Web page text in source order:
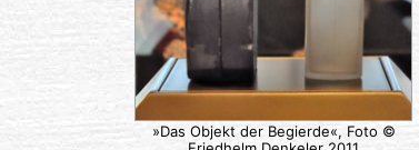
»Das Objekt der Begierde«, Foto ©